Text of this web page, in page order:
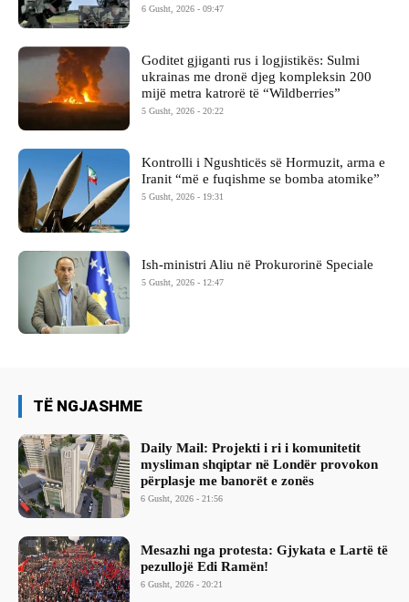
6 Gusht, 2026 - 09:47
Goditet gjiganti rus i logjistikës: Sulmi
ukrainas me dronë djeg kompleksin 200
mijë metra katrorë të “Wildberries”
5 Gusht, 2026 - 20:22
Kontrolli i Ngushticës së Hormuzit, arma e
Iranit “më e fuqishme se bomba atomike”
5 Gusht, 2026 - 19:31
Ish-ministri ​Aliu në Prokurorinë Speciale
5 Gusht, 2026 - 12:47
TË NGJASHME
Daily Mail: Projekti i ri i komunitetit
mysliman shqiptar në Londër provokon
përplasje me banorët e zonës
6 Gusht, 2026 - 21:56
Mesazhi nga protesta: Gjykata e Lartë të
pezullojë Edi Ramën!
6 Gusht, 2026 - 20:21